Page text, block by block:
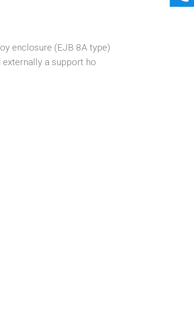
enclosure (EJB 8A type)
a support ho